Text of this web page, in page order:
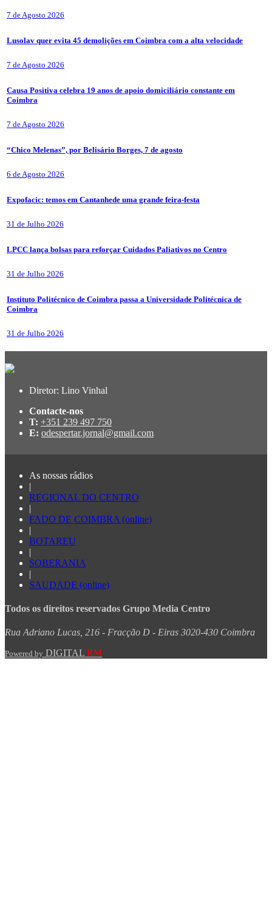
7 de Agosto 2026
Lusolav quer evita 45 demolições em Coimbra com a alta velocidade
7 de Agosto 2026
Causa Positiva celebra 19 anos de apoio domiciliário constante em
Coimbra
7 de Agosto 2026
“Chico Melenas”, por Belisário Borges, 7 de agosto
6 de Agosto 2026
Expofacic: temos em Cantanhede uma grande feira-festa
31 de Julho 2026
LPCC lança bolsas para reforçar Cuidados Paliativos no Centro
31 de Julho 2026
Instituto Politécnico de Coimbra passa a Universidade Politécnica de
Coimbra
31 de Julho 2026
Diretor: Lino Vinhal
Contacte-nos
T: +351 239 497 750
E: odespertar.jornal@gmail.com
As nossas rádios
|
REGIONAL DO CENTRO
|
FADO DE COIMBRA (online)
|
BOTAREU
|
SOBERANIA
|
SAUDADE (online)
Todos os direitos reservados Grupo Media Centro
Rua Adriano Lucas, 216 - Fracção D - Eiras 3020-430 Coimbra
Powered by DIGITAL RM